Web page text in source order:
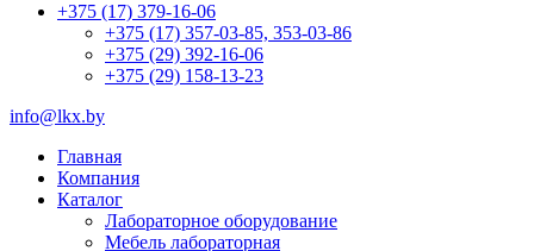
+375 (17) 379-16-06
+375 (17) 357-03-85, 353-03-86
+375 (29) 392-16-06
+375 (29) 158-13-23
info@lkx.by
Главная
Компания
Каталог
Лабораторное оборудование
Мебель лабораторная